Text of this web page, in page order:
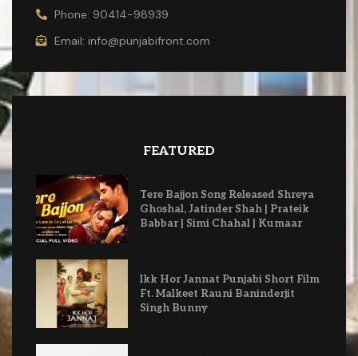
Phone: 90414-98939
Email: info@punjabifront.com
FEATURED
Tere Bajjon Song Released Shreya
Ghoshal, Jatinder Shah | Prateik
Babbar | Simi Chahal | Kumaar
Ikk Hor Jannat Punjabi Short Film
Ft. Malkeet Rauni Baninderjit
Singh Bunny